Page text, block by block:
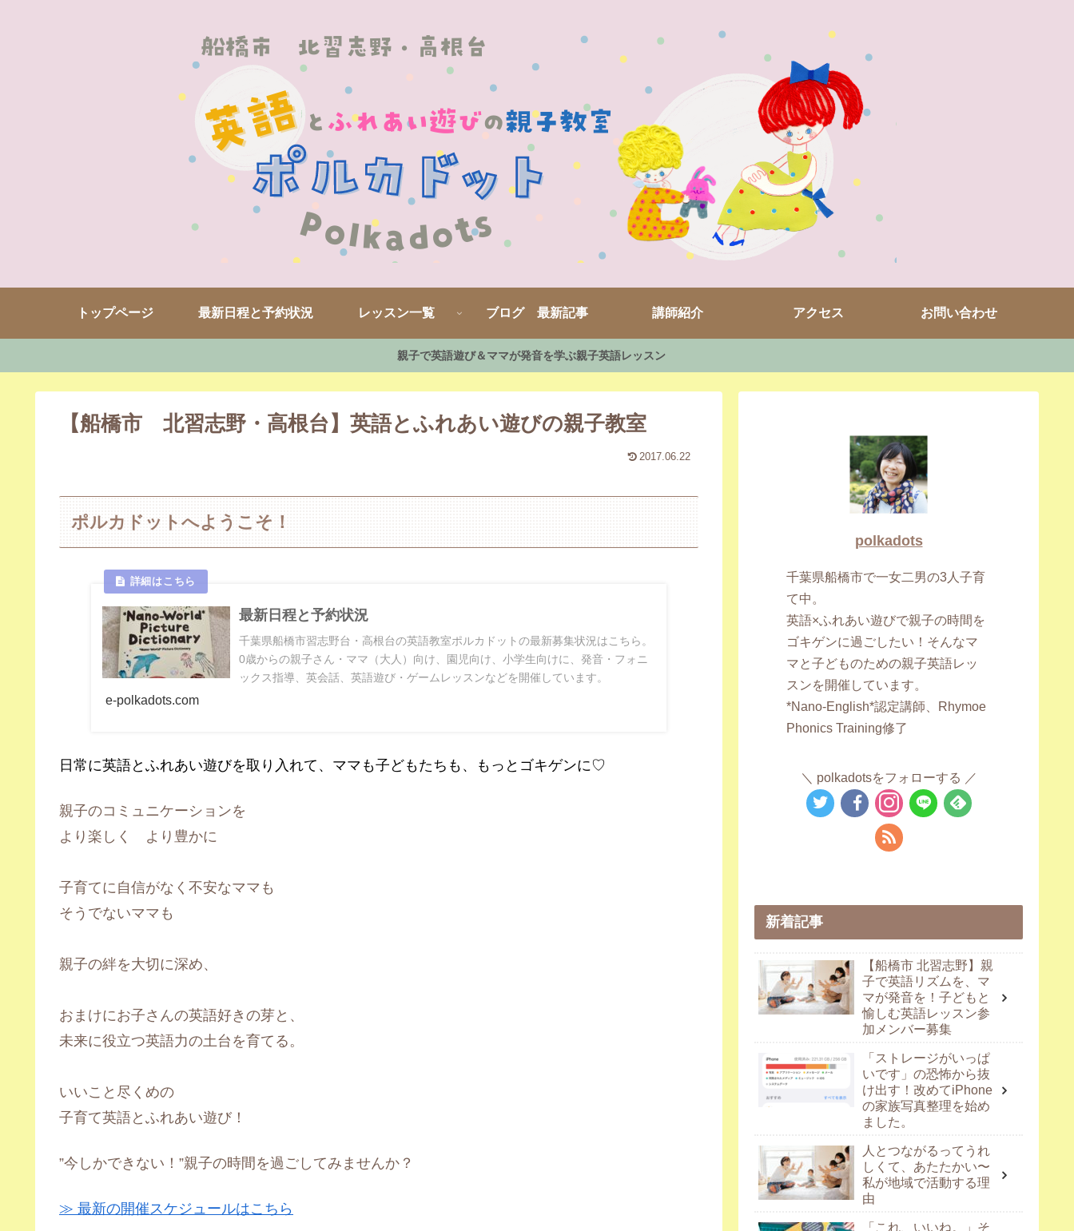
トップページ 最新日程と予約状況 レッスン一覧 ブログ 最新記事 講師紹介 アクセス お問い合わせ
親子で英語遊び＆ママが発音を学ぶ親子英語レッスン
【船橋市 北習志野・高根台】英語とふれあい遊びの親子教室
2017.06.22
ポルカドットへようこそ！
最新日程と予約状況
千葉県船橋市習志野台・高根台の英語教室ポルカドットの最新募集状況はこちら。
0歳からの親子さん・ママ（大人）向け、園児向け、小学生向けに、発音・フォニ
ックス指導、英会話、英語遊び・ゲームレッスンなどを開催しています。
e-polkadots.com
日常に英語とふれあい遊びを取り入れて、ママも子どもたちも、もっとゴキゲンに♡
親子のコミュニケーションを
より楽しく より豊かに
子育てに自信がなく不安なママも
そうでないママも
親子の絆を大切に深め、
おまけにお子さんの英語好きの芽と、
未来に役立つ英語力の土台を育てる。
いいこと尽くめの
子育て英語とふれあい遊び！
”今しかできない！”親子の時間を過ごしてみませんか？
≫ 最新の開催スケジュールはこちら
polkadots
千葉県船橋市で一女二男の3人子育
て中。
英語×ふれあい遊びで親子の時間を
ゴキゲンに過ごしたい！そんなマ
マと子どものための親子英語レッ
スンを開催しています。
*Nano-English*認定講師、Rhymoe
Phonics Training修了
polkadotsをフォローする
新着記事
【船橋市 北習志野】親
子で英語リズムを、マ
マが発音を！子どもと
愉しむ英語レッスン参
加メンバー募集
「ストレージがいっぱ
いです」の恐怖から抜
け出す！改めてiPhone
の家族写真整理を始め
ました。
人とつながるってうれ
しくて、あたたかい〜
私が地域で活動する理
由
「これ、いいね。」そ